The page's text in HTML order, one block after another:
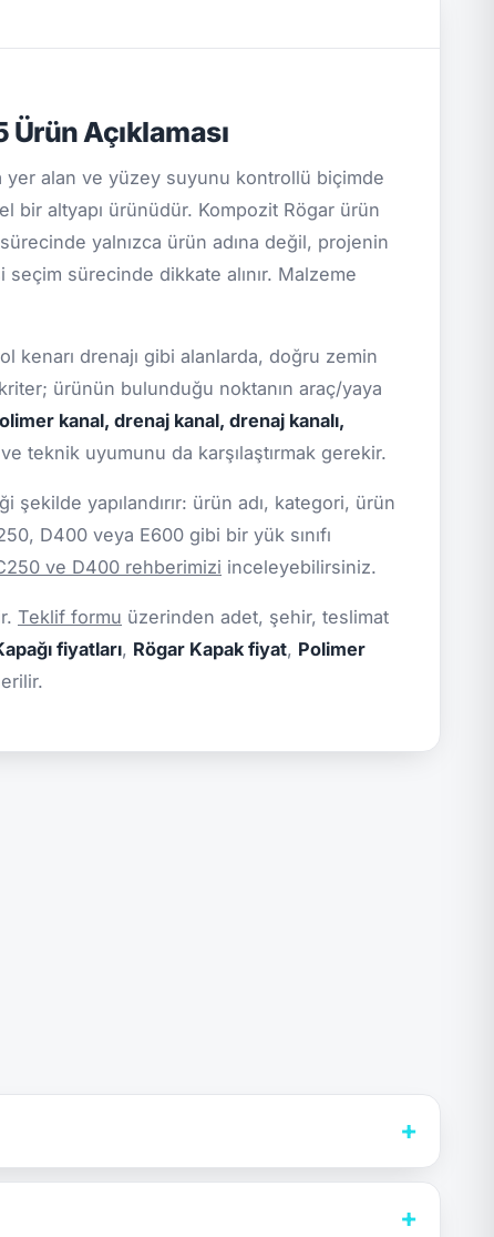
Açıklaması
yer alan ve yüzey suyunu kontrollü biçimde
bir altyapı ürünüdür. Kompozit Rögar ürün
yalnızca ürün adına değil, projenin
seçim sürecinde dikkate alınır. Malzeme
kenarı drenajı gibi alanlarda, doğru zemin
ürünün bulunduğu noktanın araç/yaya
kanal, drenaj kanal, drenaj kanalı,
teknik uyumunu da karşılaştırmak gerekir.
şekilde yapılandırır: ürün adı, kategori, ürün
D400 veya E600 gibi bir yük sınıfı
ve D400 rehberimizi inceleyebilirsiniz.
Teklif formu üzerinden adet, şehir, teslimat
fiyatları, Rögar Kapak fiyat, Polimer
+
+